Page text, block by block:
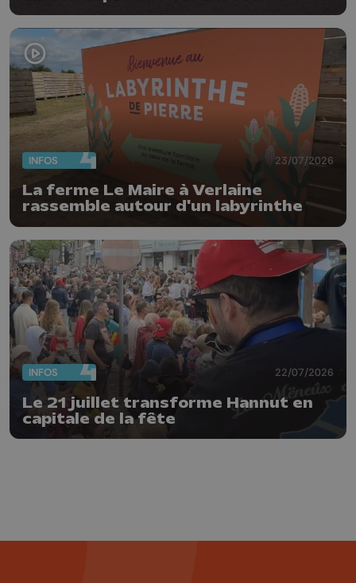
INFOS 23/07/2026
La ferme Le Maire à Verlaine
rassemble autour d'un labyrinthe
INFOS 22/07/2026
Le 21 juillet transforme Hannut en
capitale de la fête